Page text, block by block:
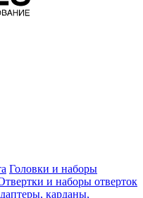
Головки и наборы
и наборы отверток
карданы,